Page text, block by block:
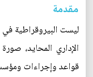
مقدمة
ليست البيروقراطية
الإداري المحايد،
قواعد وإجراءات